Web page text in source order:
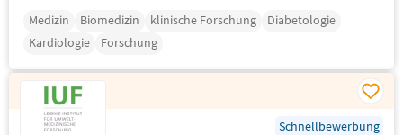
Medizin Biomedizin klinische Forschung
Diabetologie
Kardiologie
Forschung
Schnellbewerbung